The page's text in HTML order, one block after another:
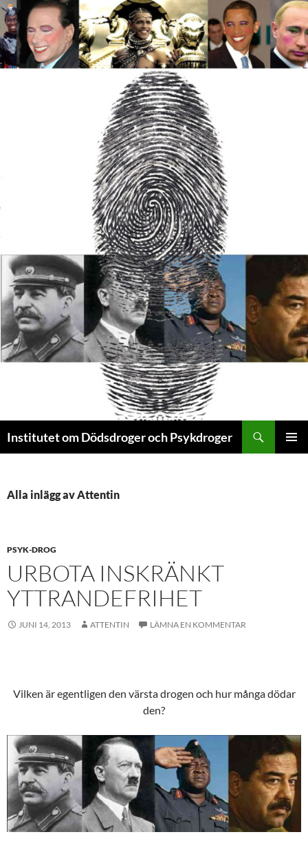
Institutet om Dödsdroger och Psykdroger
Alla inlägg av Attentin
PSYK-DROG
URBOTA INSKRÄNKT
YTTRANDEFRIHET
JUNI 14, 2013 ATTENTIN LÄMNA EN KOMMENTAR
Vilken är egentligen den värsta drogen och hur många dödar
den?